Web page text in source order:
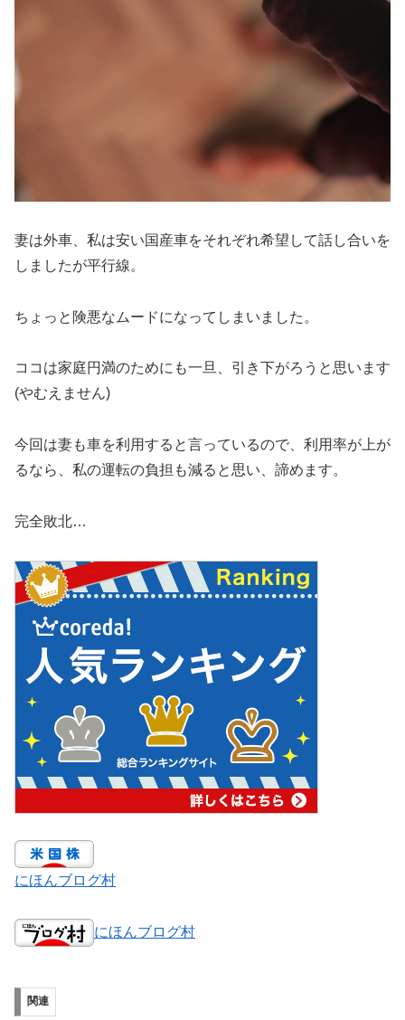
妻は外車、私は安い国産車をそれぞれ希望して話し合いを
しましたが平行線。
ちょっと険悪なムードになってしまいました。
ココは家庭円満のためにも一旦、引き下がろうと思います
(やむえません)
今回は妻も車を利用すると言っているので、利用率が上が
るなら、私の運転の負担も減ると思い、諦めます。
完全敗北…
にほんブログ村
にほんブログ村
関連